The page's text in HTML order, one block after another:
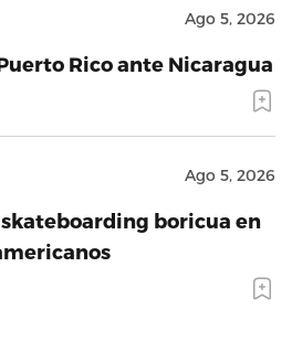
Ago 5, 2026
Rico ante Nicaragua
Ago 5, 2026
boricua en